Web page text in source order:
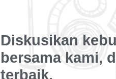
Diskusikan
bersama kami,
terbaik.